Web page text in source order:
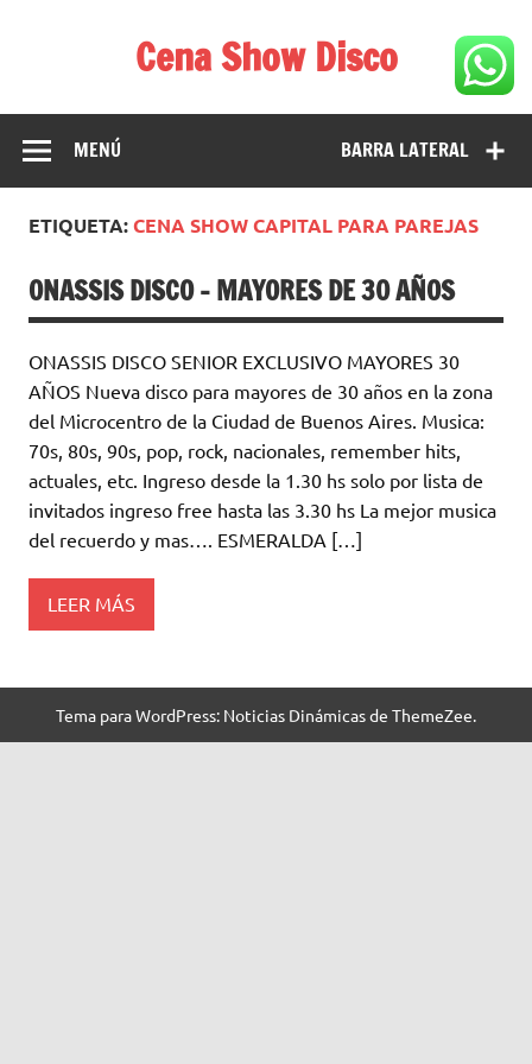
Cena Show Disco
Cena Show Disco – DISCO CENA SHOW GUIA DE
RESTAURANTES
BARRA LATERAL
MENÚ
ETIQUETA:CENA SHOW CAPITAL PARA PAREJAS
ONASSIS DISCO – MAYORES DE 30 AÑOS
ONASSIS DISCO SENIOR EXCLUSIVO MAYORES 30
AÑOS Nueva disco para mayores de 30 años en la zona
del Microcentro de la Ciudad de Buenos Aires. Musica:
70s, 80s, 90s, pop, rock, nacionales, remember hits,
actuales, etc. Ingreso desde la 1.30 hs solo por lista de
invitados ingreso free hasta las 3.30 hs La mejor musica
del recuerdo y mas…. ESMERALDA […]
LEER MÁS
Tema para WordPress: Noticias Dinámicas de ThemeZee.